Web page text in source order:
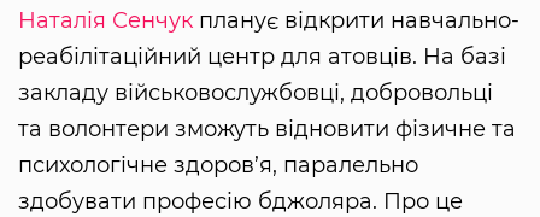
Наталія Сенчук планує відкрити навчально-
реабілітаційний центр для атовців. На базі
закладу військовослужбовці, добровольці
та волонтери зможуть відновити фізичне та
психологічне здоров’я, паралельно
здобувати професію бджоляра. Про це